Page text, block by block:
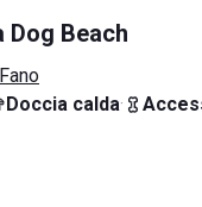
Dog Beach
Doccia calda·